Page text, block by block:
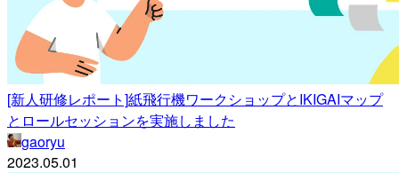
[新人研修レポート]紙飛行機ワークショップとIKIGAIマップ
とロールセッションを実施しました
gaoryu
2023.05.01